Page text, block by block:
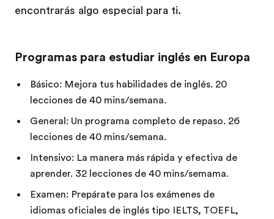
encontrarás algo especial para ti.
Programas para estudiar inglés en Europa
Básico: Mejora tus habilidades de inglés. 20
lecciones de 40 mins/semana.
General: Un programa completo de repaso. 26
lecciones de 40 mins/semana.
Intensivo: La manera más rápida y efectiva de
aprender. 32 lecciones de 40 mins/semama.
Examen: Prepárate para los exámenes de
idiomas oficiales de inglés tipo IELTS, TOEFL,